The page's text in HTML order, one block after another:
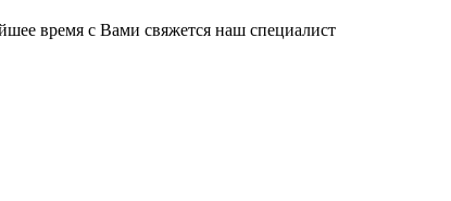
время с Вами свяжется наш специалист